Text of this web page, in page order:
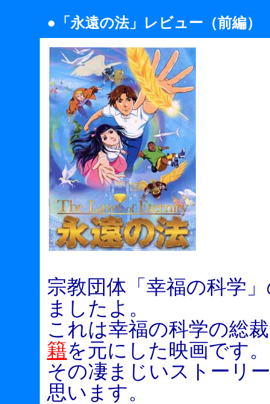
●「永遠の法」レビュー（前編）
宗教団体「幸福の科学
ましたよ。
これは幸福の科学の総
籍を元にした映画です。
その凄まじいストーリ
思います。